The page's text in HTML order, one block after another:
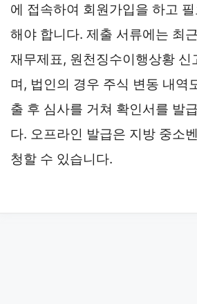
에 접속하여 회원가입을 하고
해야 합니다. 제출 서류에는 최
재무제표, 원천징수이행상황 신
며, 법인의 경우 주식 변동 내역
출 후 심사를 거쳐 확인서를 발
다. 오프라인 발급은 지방 중소
청할 수 있습니다.